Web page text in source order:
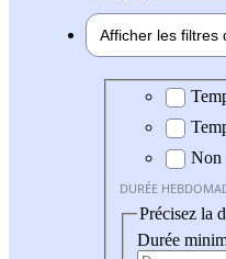
Afficher les filtres
Durée
Non
DURÉE
Précisez la
Durée